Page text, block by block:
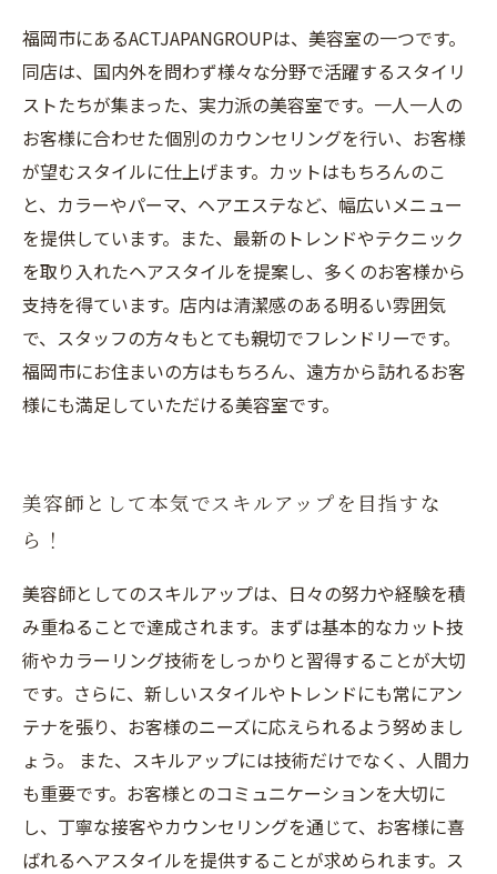
福岡市にあるACTJAPANGROUPは、美容室の一つです。
同店は、国内外を問わず様々な分野で活躍するスタイリ
ストたちが集まった、実力派の美容室です。一人一人の
お客様に合わせた個別のカウンセリングを行い、お客様
が望むスタイルに仕上げます。カットはもちろんのこ
と、カラーやパーマ、ヘアエステなど、幅広いメニュー
を提供しています。また、最新のトレンドやテクニック
を取り入れたヘアスタイルを提案し、多くのお客様から
支持を得ています。店内は清潔感のある明るい雰囲気
で、スタッフの方々もとても親切でフレンドリーです。
福岡市にお住まいの方はもちろん、遠方から訪れるお客
様にも満足していただける美容室です。
美容師として本気でスキルアップを目指すな
ら！
美容師としてのスキルアップは、日々の努力や経験を積
み重ねることで達成されます。まずは基本的なカット技
術やカラーリング技術をしっかりと習得することが大切
です。さらに、新しいスタイルやトレンドにも常にアン
テナを張り、お客様のニーズに応えられるよう努めまし
ょう。 また、スキルアップには技術だけでなく、人間力
も重要です。お客様とのコミュニケーションを大切に
し、丁寧な接客やカウンセリングを通じて、お客様に喜
ばれるヘアスタイルを提供することが求められます。ス